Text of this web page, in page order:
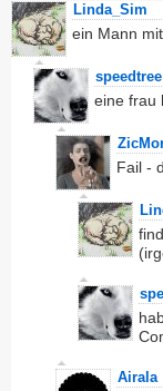
Linda_Sim
ein Mann
speedtree
eine frau
Fail -
Airala